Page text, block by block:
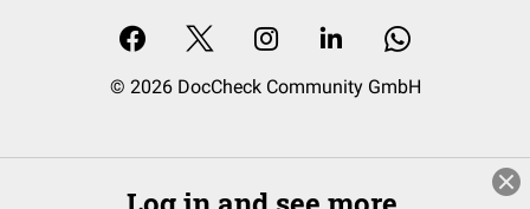
© 2026 DocCheck Community GmbH